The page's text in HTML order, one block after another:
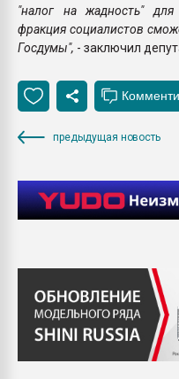
"налог на жадность" для
фракция социалистов
Госдумы", - заключил
предыдущая новость